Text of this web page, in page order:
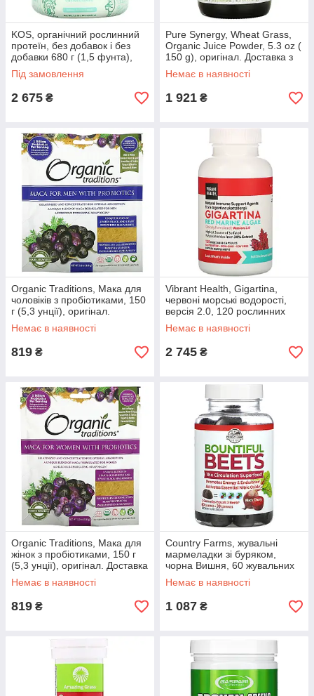
KOS, органічний рослинний
протеїн, без добавок і без
добавки 680 г (1,5 фунта),
оригінал. Доставка з США/ЄС
протягом 14 днів
Під замовлення
2 675 ₴
Pure Synergy, Wheat Grass,
Organic Juice Powder, 5.3 oz (
150 g), оригінал. Доставка з
США/ЄС протягом 14 днів
Немає в наявності
1 921 ₴
Organic Traditions, Мака для
чоловіків з пробіотиками, 150
г (5,3 унції), оригінал.
Доставка з США/ЄС протягом
14 днів
Немає в наявності
819 ₴
Vibrant Health, Gigartina,
червоні морські водорості,
версія 2.0, 120 рослинних
капсул, оригінал. Доставка з
США/ЄС протягом 14
Немає в наявності
2 745 ₴
Organic Traditions, Мака для
жінок з пробіотиками, 150 г
(5,3 унції), оригінал. Доставка
з США/ЄС протягом 14 днів
Немає в наявності
819 ₴
Country Farms, жувальні
мармеладки зі буряком,
чорна Вишня, 60 жувальних
таблеток, оригінал. Доставка
з США/ЄС протягом 14 днів
Немає в наявності
1 087 ₴